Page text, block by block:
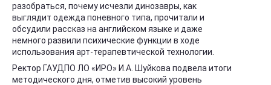
разобраться, почему исчезли динозавры, как
выглядит одежда поневного типа, прочитали и
обсудили рассказ на английском языке и даже
немного развили психические функции в ходе
использования арт-терапевтической технологии.
Ректор ГАУДПО ЛО «ИРО» И.А. Шуйкова подвела итоги
методического дня, отметив высокий уровень